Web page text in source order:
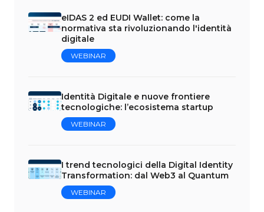
eIDAS 2 ed EUDI Wallet: come la
normativa sta rivoluzionando l'identità
digitale
WEBINAR
Identità Digitale e nuove frontiere
tecnologiche: l’ecosistema startup
WEBINAR
I trend tecnologici della Digital Identity
Transformation: dal Web3 al Quantum
WEBINAR